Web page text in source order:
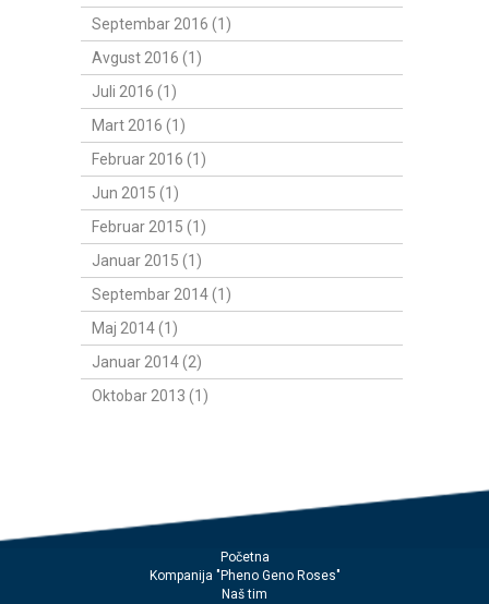
Septembar 2016 (1)
Avgust 2016 (1)
Juli 2016 (1)
Mart 2016 (1)
Februar 2016 (1)
Jun 2015 (1)
Februar 2015 (1)
Januar 2015 (1)
Septembar 2014 (1)
Maj 2014 (1)
Januar 2014 (2)
Oktobar 2013 (1)
Početna
Kompanija "Pheno Geno Roses"
Naš tim